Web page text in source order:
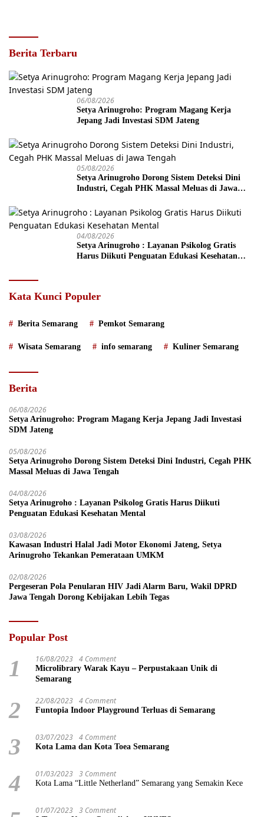
Berita Terbaru
06/08/2026
Setya Arinugroho: Program Magang Kerja
Jepang Jadi Investasi SDM Jateng
05/08/2026
Setya Arinugroho Dorong Sistem Deteksi Dini
Industri, Cegah PHK Massal Meluas di Jawa
04/08/2026
Setya Arinugroho : Layanan Psikolog Gratis
Harus Diikuti Penguatan Edukasi Kesehatan
Kata Kunci Populer
Berita Semarang Pemkot Semarang
Wisata Semarang info semarang Kuliner Semarang
Berita
06/08/2026
Setya Arinugroho: Program Magang Kerja Jepang Jadi Investasi
SDM Jateng
05/08/2026
Setya Arinugroho Dorong Sistem Deteksi Dini Industri, Cegah PHK
Massal Meluas di Jawa Tengah
04/08/2026
Setya Arinugroho : Layanan Psikolog Gratis Harus Diikuti
Penguatan Edukasi Kesehatan Mental
03/08/2026
Kawasan Industri Halal Jadi Motor Ekonomi Jateng, Setya
Arinugroho Tekankan Pemerataan UMKM
02/08/2026
Pergeseran Pola Penularan HIV Jadi Alarm Baru, Wakil DPRD
Jawa Tengah Dorong Kebijakan Lebih Tegas
Popular Post
1 16/08/2023 4 Comment
Microlibrary Warak Kayu – Perpustakaan Unik di
Semarang
2 22/08/2023 4 Comment
Funtopia Indoor Playground Terluas di Semarang
3 03/07/2023 4 Comment
Kota Lama dan Kota Toea Semarang
4 01/03/2023 3 Comment
Kota Lama “Little Netherland” Semarang yang Semakin Kece
01/07/2023 3 Comment